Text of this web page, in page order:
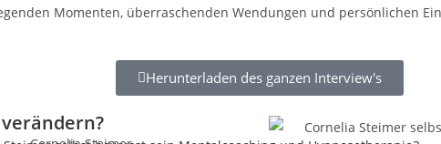
Momenten, überraschenden Wendungen und persönlichen
Herunterladen des ganzen Interview's